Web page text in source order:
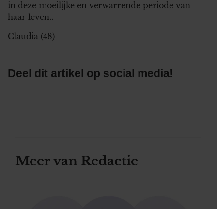
in deze moeilijke en verwarrende periode van
haar leven..
Claudia (48)
Deel dit artikel op social media!
Meer van Redactie